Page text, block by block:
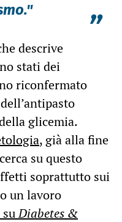
”
descrive
stati dei
riconfermato
glicemia.
, già alla fine
su questo
soprattutto sui
un lavoro
suDiabetes &